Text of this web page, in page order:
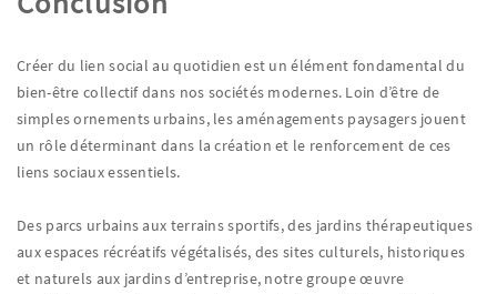
Créer du lien social au quotidien est un élément fondamental du
bien-être collectif dans nos sociétés modernes. Loin d’être de
simples ornements urbains, les aménagements paysagers jouent
un rôle déterminant dans la création et le renforcement de ces
liens sociaux essentiels.
Des parcs urbains aux terrains sportifs, des jardins thérapeutiques
aux espaces récréatifs végétalisés, des sites culturels, historiques
et naturels aux jardins d’entreprise, notre groupe œuvre